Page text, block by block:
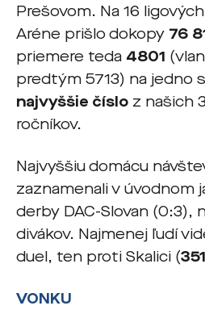
Prešovom. Na 16
Aréne prišlo dokopy 76
priemere teda 4801
predtým 5713) na jedno
najvyššie číslo z našich
ročníkov.
Najvyššiu domácu
zaznamenali v úvodnom
derby DAC-Slovan (0:3),
divákov. Najmenej ľudí
duel, ten proti Skalici (
VONKU